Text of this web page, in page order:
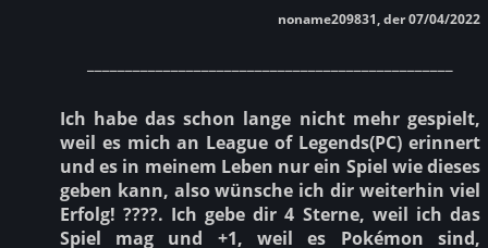
noname209831, der 07/04/2022
Ich habe das schon lange nicht mehr gespielt,
weil es mich an League of Legends(PC) erinnert
und es in meinem Leben nur ein Spiel wie dieses
geben kann, also wünsche ich dir weiterhin viel
Erfolg! ????. Ich gebe dir 4 Sterne, weil ich das
Spiel mag und +1, weil es Pokémon sind,